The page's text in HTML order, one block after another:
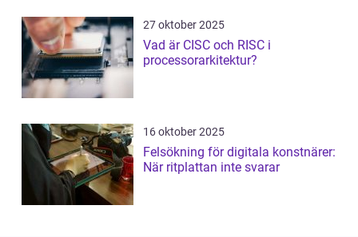
27 oktober 2025
Vad är CISC och RISC i
processorarkitektur?
16 oktober 2025
Felsökning för digitala konstnärer:
När ritplattan inte svarar